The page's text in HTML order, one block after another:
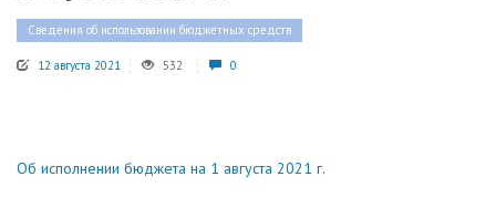
Сведения об использовании бюджетных средств
12 августа 2021 532 0
Об исполнении бюджета на 1 августа 2021 г.